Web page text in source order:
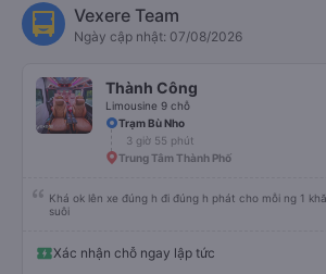
Vexere Team
Ngày cập nhật: 07/08/2026
Thành Công
Limousine 9 chỗ
Trạm Bù Nho
3 giờ 55 phút
Trung Tâm Thành Phố
Khá ok lên xe đúng h đi đúng h phát cho mỗi ng 1
suôi
Xác nhận chỗ ngay lập tức